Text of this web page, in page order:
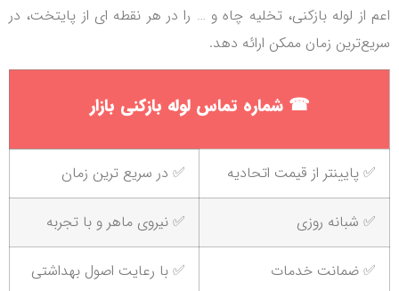
اعم از لوله بازکنی، تخلیه چاه و … را در هر نقطه ای از پایتخت، در
سریع‌ترین زمان ممکن ارائه دهد.
☎شماره تماس لوله بازکنی بازار
✅ پایینتر از قیمت اتحادیه ✅ در سریع ترین زمان
✅ شبانه روزی ✅ نیروی ماهر و با تجربه
✅ ضمانت خدمات ✅ با رعایت اصول بهداشتی